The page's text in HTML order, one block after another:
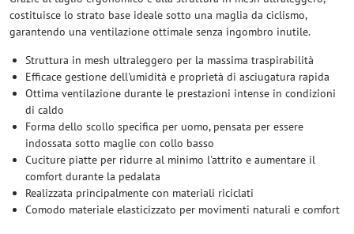
costituisce lo strato base ideale sotto una maglia da ciclismo,
garantendo una ventilazione ottimale senza ingombro inutile.
Struttura in mesh ultraleggero per la massima traspirabilità
Efficace gestione dell'umidità e proprietà di asciugatura rapida
Ottima ventilazione durante le prestazioni intense in condizioni
di caldo
Forma dello scollo specifica per uomo, pensata per essere
indossata sotto maglie con collo basso
Cuciture piatte per ridurre al minimo l'attrito e aumentare il
comfort durante la pedalata
Realizzata principalmente con materiali riciclati
Comodo materiale elasticizzato per movimenti naturali e comfort